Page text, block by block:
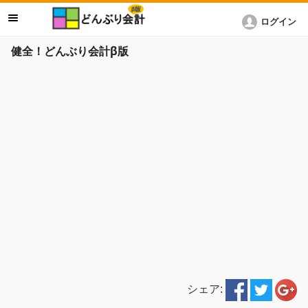
健全！どんぶり会計β版
ログイン
シェア: